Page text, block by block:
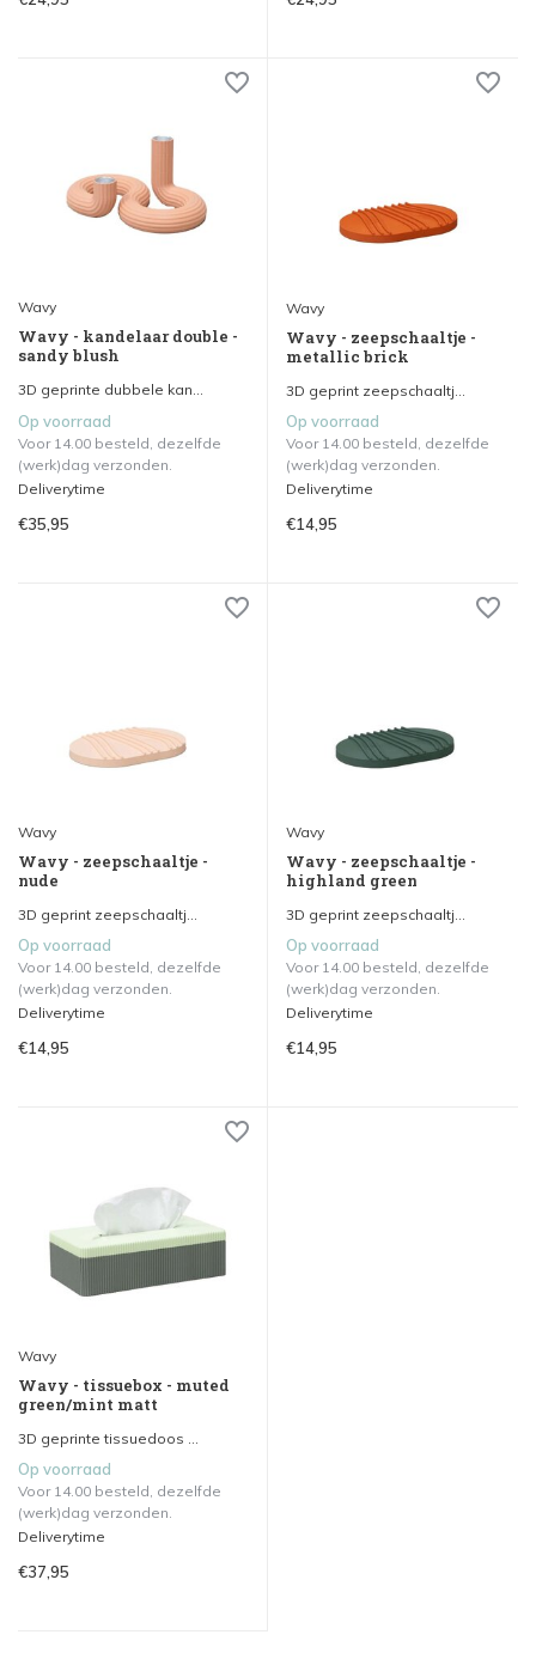
Wavy
Wavy - kandelaar double -
sandy blush
3D geprinte dubbele kan...
Op voorraad
Voor 14.00 besteld, dezelfde
(werk)dag verzonden.
Deliverytime
€35,95
Wavy
Wavy - zeepschaaltje -
metallic brick
3D geprint zeepschaaltj...
Op voorraad
Voor 14.00 besteld, dezelfde
(werk)dag verzonden.
Deliverytime
€14,95
Wavy
Wavy - zeepschaaltje -
nude
3D geprint zeepschaaltj...
Op voorraad
Voor 14.00 besteld, dezelfde
(werk)dag verzonden.
Deliverytime
€14,95
Wavy
Wavy - zeepschaaltje -
highland green
3D geprint zeepschaaltj...
Op voorraad
Voor 14.00 besteld, dezelfde
(werk)dag verzonden.
Deliverytime
€14,95
Wavy
Wavy - tissuebox - muted
green/mint matt
3D geprinte tissuedoos ...
Op voorraad
Voor 14.00 besteld, dezelfde
(werk)dag verzonden.
Deliverytime
€37,95